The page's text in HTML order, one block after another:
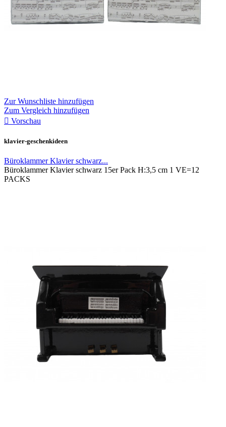
Zur Wunschliste hinzufügen
Zum Vergleich hinzufügen
 Vorschau
klavier-geschenkideen
Büroklammer Klavier schwarz...
Büroklammer Klavier schwarz 15er Pack H:3,5 cm 1 VE=12
PACKS